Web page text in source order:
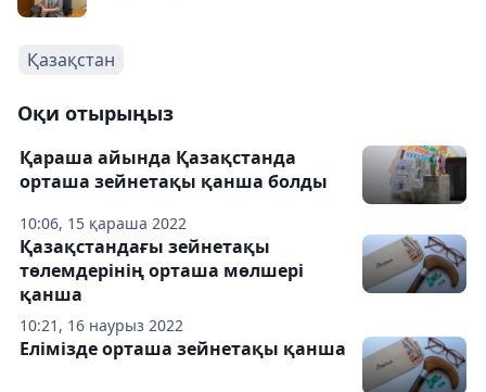
Қазақстан
Оқи отырыңыз
10:06, 15 қараша 2022
Қараша айында Қазақстанда
орташа зейнетақы қанша болды
10:21, 16 наурыз 2022
Қазақстандағы зейнетақы
төлемдерінің орташа мөлшері
қанша
Елімізде орташа зейнетақы қанша